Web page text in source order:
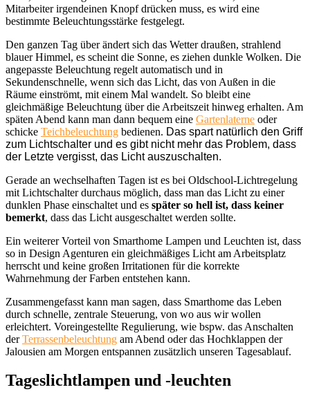
Mitarbeiter irgendeinen Knopf drücken muss, es wird eine
bestimmte Beleuchtungsstärke festgelegt.
Den ganzen Tag über ändert sich das Wetter draußen, strahlend
blauer Himmel, es scheint die Sonne, es ziehen dunkle Wolken. Die
angepasste Beleuchtung regelt automatisch und in
Sekundenschnelle, wenn sich das Licht, das von Außen in die
Räume einströmt, mit einem Mal wandelt. So bleibt eine
gleichmäßige Beleuchtung über die Arbeitszeit hinweg erhalten. Am
späten Abend kann man dann bequem eine Gartenlaterne oder
schicke Teichbeleuchtung bedienen. Das spart natürlich den Griff
zum Lichtschalter und es gibt nicht mehr das Problem, dass
der Letzte vergisst, das Licht auszuschalten.
Gerade an wechselhaften Tagen ist es bei Oldschool-Lichtregelung
mit Lichtschalter durchaus möglich, dass man das Licht zu einer
dunklen Phase einschaltet und es später so hell ist, dass keiner
bemerkt, dass das Licht ausgeschaltet werden sollte.
Ein weiterer Vorteil von Smarthome Lampen und Leuchten ist, dass
so in Design Agenturen ein gleichmäßiges Licht am Arbeitsplatz
herrscht und keine großen Irritationen für die korrekte
Wahrnehmung der Farben entstehen kann.
Zusammengefasst kann man sagen, dass Smarthome das Leben
durch schnelle, zentrale Steuerung, von wo aus wir wollen
erleichtert. Voreingestellte Regulierung, wie bspw. das Anschalten
derTerrassenbeleuchtung am Abend oder das Hochklappen der
Jalousien am Morgen entspannen zusätzlich unseren Tagesablauf.
Tageslichtlampen und -leuchten